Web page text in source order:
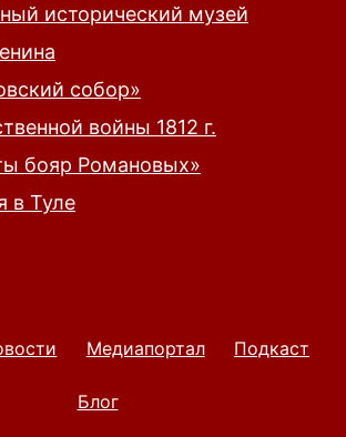
исторический музей
собор»
войны 1812 г.
бояр Романовых»
в Туле
Медиапортал Подкаст
Блог